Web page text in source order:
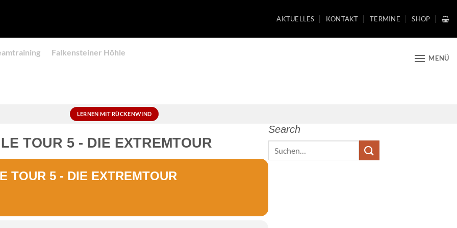
AKTUELLES KONTAKT TERMINE SHOP
Falkensteiner Höhle
MENÜ
LERNEN MIT RÜCKENWIND
TOUR 5 - DIE EXTREMTOUR
TOUR 5 - DIE EXTREMTOUR
Search